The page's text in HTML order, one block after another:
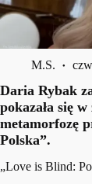
M.S.
Daria Rybak
pokazała się
metamorfozę
Polska”.
„Love is Blind: